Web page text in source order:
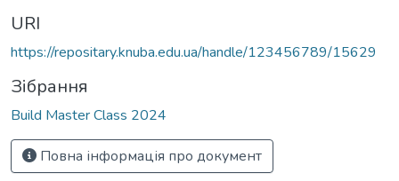
URI
https://repositary.knuba.edu.ua/handle/123456789/15629
Зібрання
Build Master Class 2024
Повна інформація про документ